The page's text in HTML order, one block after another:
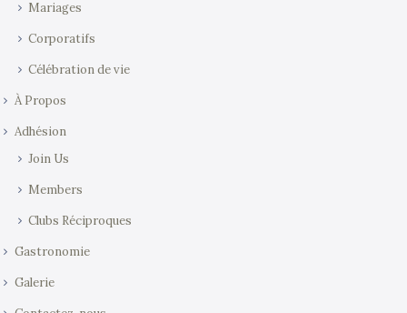
Mariages
Corporatifs
Célébration de vie
À Propos
Adhésion
Join Us
Members
Clubs Réciproques
Gastronomie
Galerie